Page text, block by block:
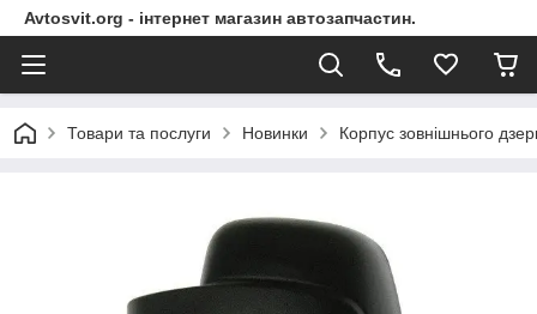
Avtosvit.org - інтернет магазин автозапчастин.
Товари та послуги Новинки Корпус зовнішнього